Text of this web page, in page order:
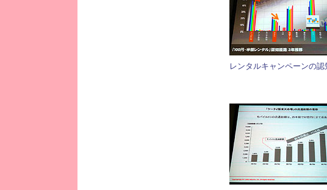
レンタルキャンペーンの認